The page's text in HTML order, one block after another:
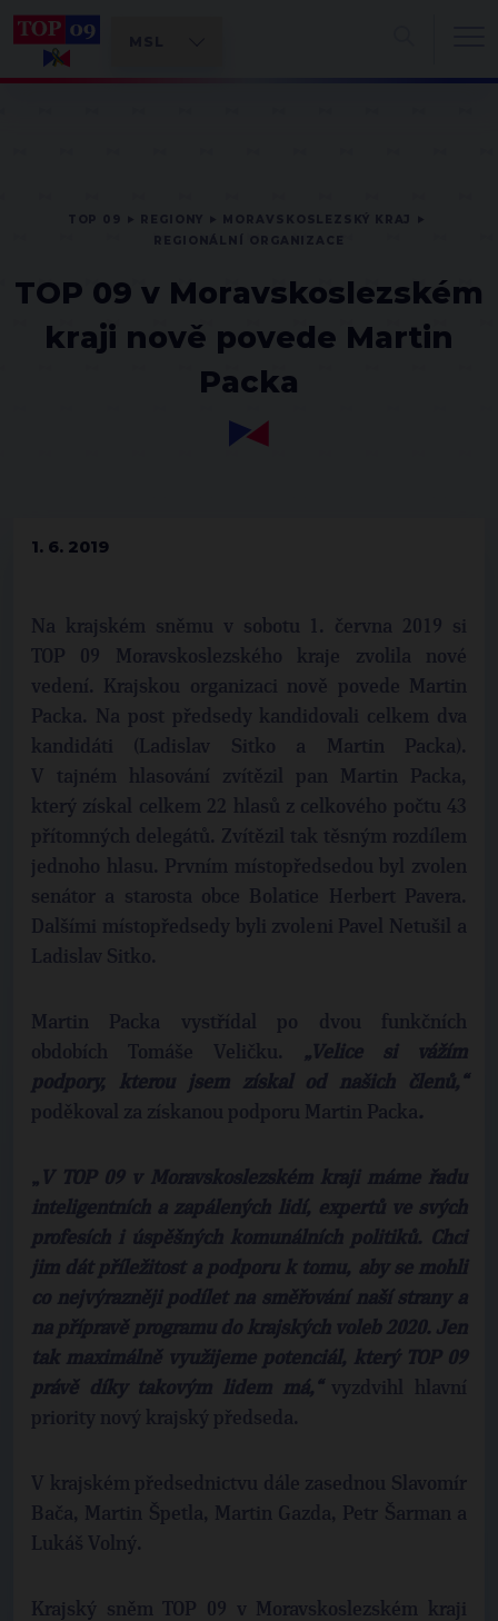
TOP 09 v Moravskoslezském
kraji nově povede Martin
Packa
1. 6. 2019
Na krajském sněmu v sobotu 1. června 2019 si
TOP 09 Moravskoslezského kraje zvolila nové
vedení. Krajskou organizaci nově povede Martin
Packa. Na post předsedy kandidovali celkem dva
kandidáti (Ladislav Sitko a Martin Packa).
V tajném hlasování zvítězil pan Martin Packa,
který získal celkem 22 hlasů z celkového počtu 43
přítomných delegátů. Zvítězil tak těsným rozdílem
jednoho hlasu. Prvním místopředsedou byl zvolen
senátor a starosta obce Bolatice Herbert Pavera.
Dalšími místopředsedy byli zvoleni Pavel Netušil a
Ladislav Sitko.
Martin Packa vystřídal po dvou funkčních
obdobích Tomáše Veličku.
„Velice si vážím
podpory, kterou jsem získal od našich členů,“
poděkoval za získanou podporu Martin Packa.
„ V TOP 09 v Moravskoslezském kraji máme řadu
inteligentních a zapálených lidí, expertů ve svých
profesích i úspěšných komunálních politiků. Chci
jim dát příležitost a podporu k tomu, aby se mohli
co nejvýrazněji podílet na směřování naší strany a
na přípravě programu do krajských voleb 2020. Jen
tak maximálně využijeme potenciál, který TOP 09
právě díky takovým lidem má,“ vyzdvihl hlavní
priority nový krajský předseda.
V krajském předsednictvu dále zasednou Slavomír
Bača, Martin Špetla, Martin Gazda, Petr Šarman a
Lukáš Volný.
Krajský sněm TOP 09 v Moravskoslezském kraji